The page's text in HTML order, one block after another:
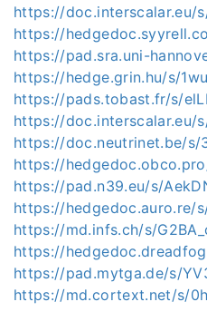
https://doc.interscalar.eu/
https://
https://pad.sra.uni-
https://hedge.grin.hu/s/
https://pads.tobast.fr/s/
https://doc.interscalar.eu/
https://doc.neutrinet.be/s/
https://
https://pad.n39.eu/s/
https://hedgedoc.auro.re/
https://md.infs.ch/s/
https://
https://pad.mytga.de/s/
https://md.cortext.net/s/